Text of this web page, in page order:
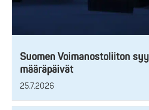
Suomen Voimanostoliiton
määräpäivät
25.7.2026